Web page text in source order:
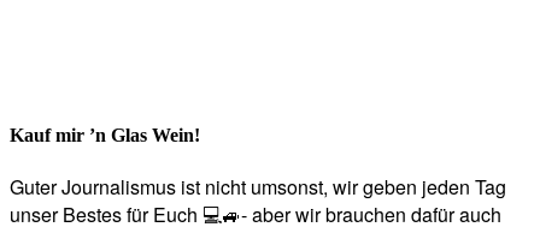
Kauf mir ’n Glas Wein!
Guter Journalismus ist nicht umsonst, wir geben jeden Tag
unser Bestes für Euch 💻🚙- aber wir brauchen dafür auch